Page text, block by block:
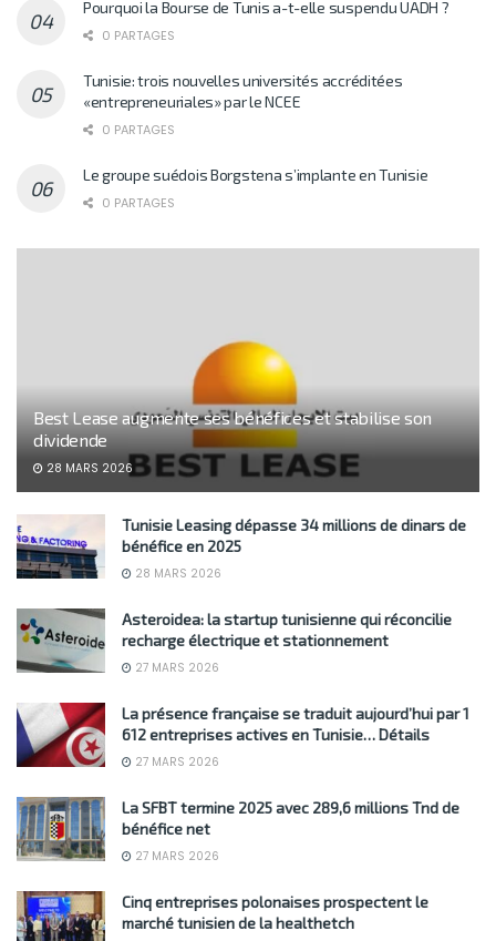
Pourquoi la Bourse de Tunis a-t-elle suspendu UADH ?
0 PARTAGES
Tunisie: trois nouvelles universités accréditées
«entrepreneuriales» par le NCEE
0 PARTAGES
Le groupe suédois Borgstena s’implante en Tunisie
0 PARTAGES
Best Lease augmente ses bénéfices et stabilise son
dividende
28 MARS 2026
Tunisie Leasing dépasse 34 millions de dinars de
bénéfice en 2025
28 MARS 2026
Asteroidea: la startup tunisienne qui réconcilie
recharge électrique et stationnement
27 MARS 2026
La présence française se traduit aujourd’hui par 1
612 entreprises actives en Tunisie… Détails
27 MARS 2026
La SFBT termine 2025 avec 289,6 millions Tnd de
bénéfice net
27 MARS 2026
Cinq entreprises polonaises prospectent le
marché tunisien de la healthetch